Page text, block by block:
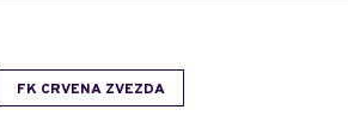
FK CRVENA ZVEZDA